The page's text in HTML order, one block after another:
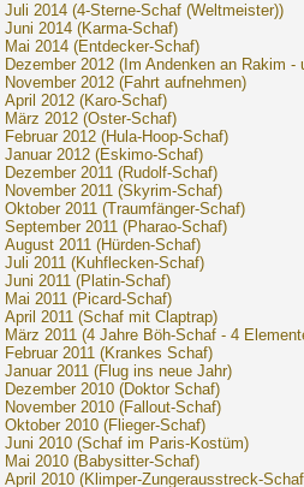
Juli 2014 (4-Sterne-Schaf (Weltmeister))
Juni 2014 (Karma-Schaf)
Mai 2014 (Entdecker-Schaf)
Dezember 2012 (Im Andenken an Rakim
November 2012 (Fahrt aufnehmen)
April 2012 (Karo-Schaf)
März 2012 (Oster-Schaf)
Februar 2012 (Hula-Hoop-Schaf)
Januar 2012 (Eskimo-Schaf)
Dezember 2011 (Rudolf-Schaf)
November 2011 (Skyrim-Schaf)
Oktober 2011 (Traumfänger-Schaf)
September 2011 (Pharao-Schaf)
August 2011 (Hürden-Schaf)
Juli 2011 (Kuhflecken-Schaf)
Juni 2011 (Platin-Schaf)
Mai 2011 (Picard-Schaf)
April 2011 (Schaf mit Claptrap)
März 2011 (4 Jahre Böh-Schaf - 4
Februar 2011 (Krankes Schaf)
Januar 2011 (Flug ins neue Jahr)
Dezember 2010 (Doktor Schaf)
November 2010 (Fallout-Schaf)
Oktober 2010 (Flieger-Schaf)
Juni 2010 (Schaf im Paris-Kostüm)
Mai 2010 (Babysitter-Schaf)
April 2010 (Klimper-Zungerausstreck-